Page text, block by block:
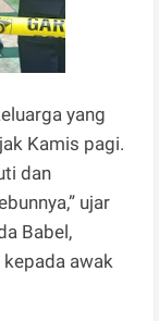
yang
Kamis pagi.
dan
ujar
Babel,
awak